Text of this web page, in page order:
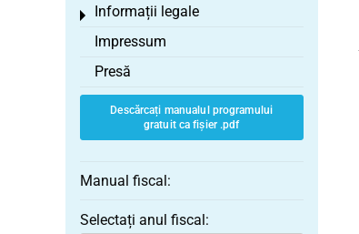
Informații legale
Toggle menu
Impressum
Presă
Descărcați manualul programului
gratuit ca fișier .pdf
Manual fiscal:
Selectați anul fiscal: